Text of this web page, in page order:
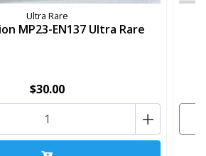
Ultra Rare
MP23-EN137 Ultra Rare
$30.00
+